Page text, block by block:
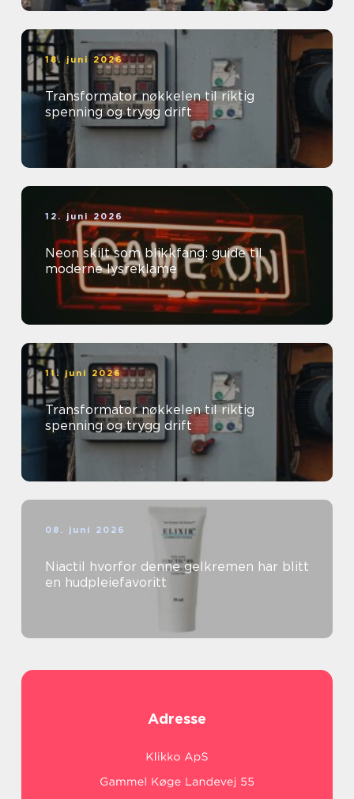
18. juni 2026
Transformator nøkkelen til riktig
spenning og trygg drift
12. juni 2026
Neon skilt som blikkfang: guide til
moderne lysreklame
11. juni 2026
Transformator nøkkelen til riktig
spenning og trygg drift
08. juni 2026
Niactil hvorfor denne gelkremen har blitt
en hudpleiefavoritt
Adresse